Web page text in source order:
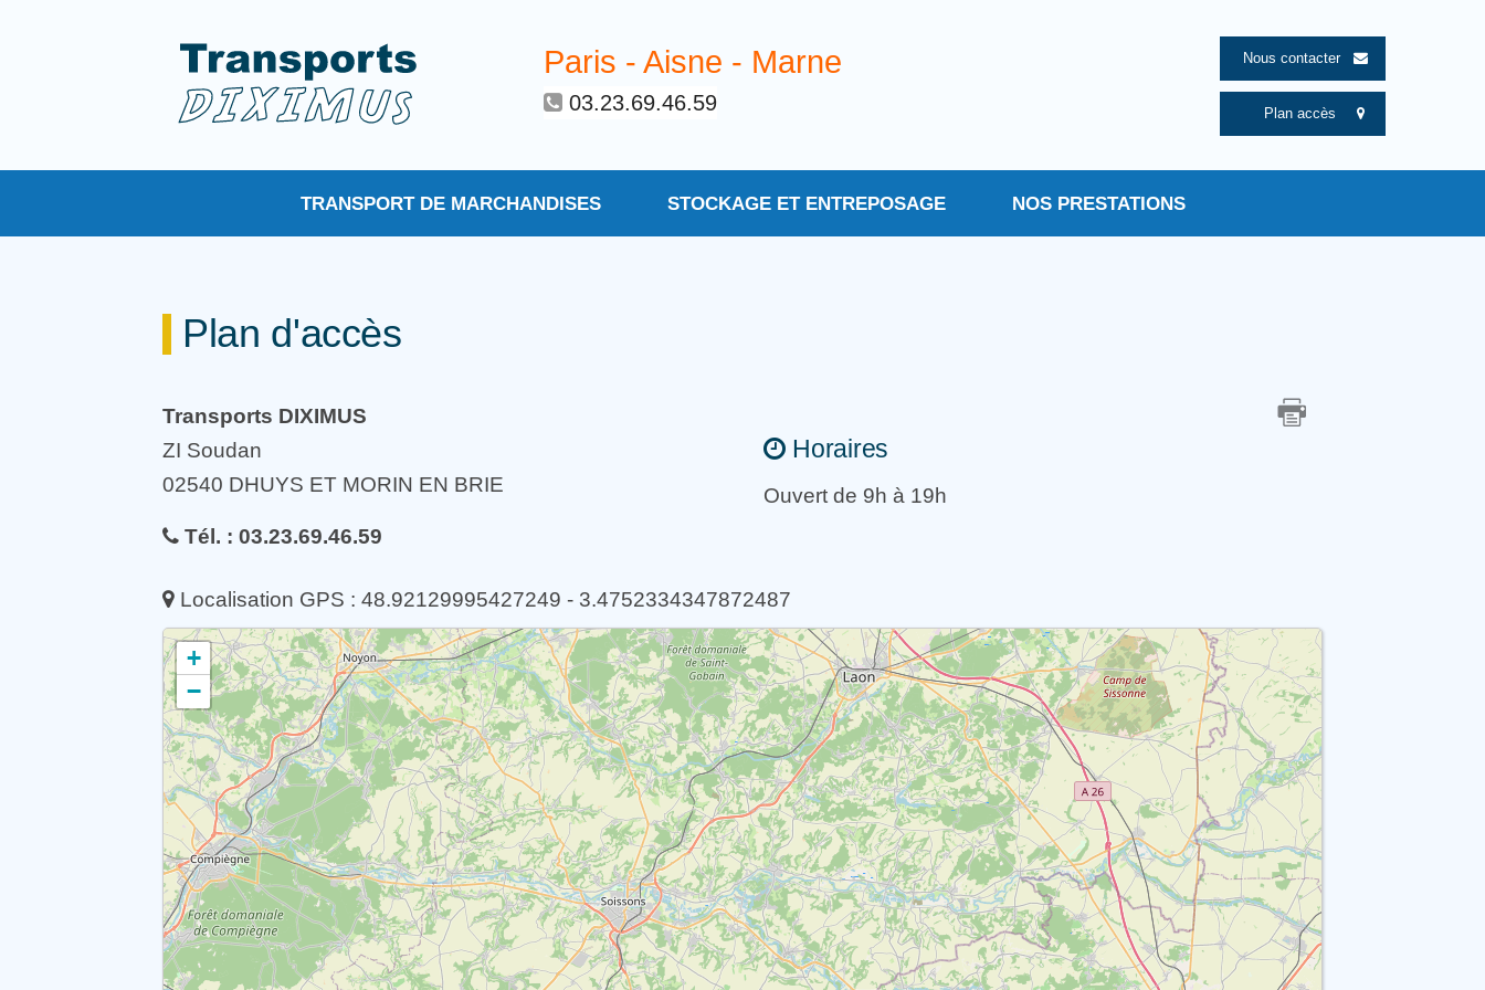
Paris - Aisne - Marne
03.23.69.46.59
Nous contacter
Plan accès
TRANSPORT DE MARCHANDISES STOCKAGE ET ENTREPOSAGE NOS PRESTATIONS
Plan d'accès
Transports DIXIMUS
ZI Soudan
02540 DHUYS ET MORIN EN BRIE
Tél. : 03.23.69.46.59
Horaires
Ouvert de 9h à 19h
Localisation GPS : 48.92129995427249 - 3.4752334347872487
+
−